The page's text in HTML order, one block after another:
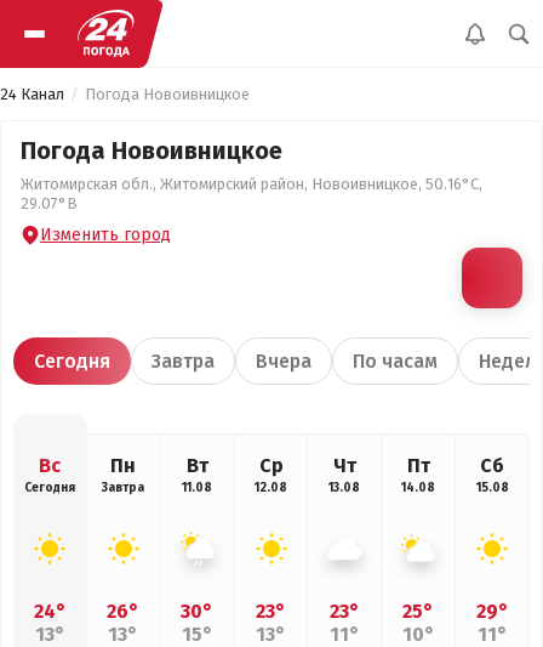
24 Канал Погода Новоивницкое
Погода Новоивницкое
Житомирская обл., Житомирский район, Новоивницкое, 50.16°С,
29.07°В
Изменить город
Сегодня Завтра Вчера По часам
Вс
Сегодня
24°
13°
Пн
Завтра
26°
13°
Вт
11.08
30°
15°
Ср
12.08
23°
13°
Чт
13.08
23°
11°
Пт
14.08
25°
10°
Сб
15.08
29°
11°